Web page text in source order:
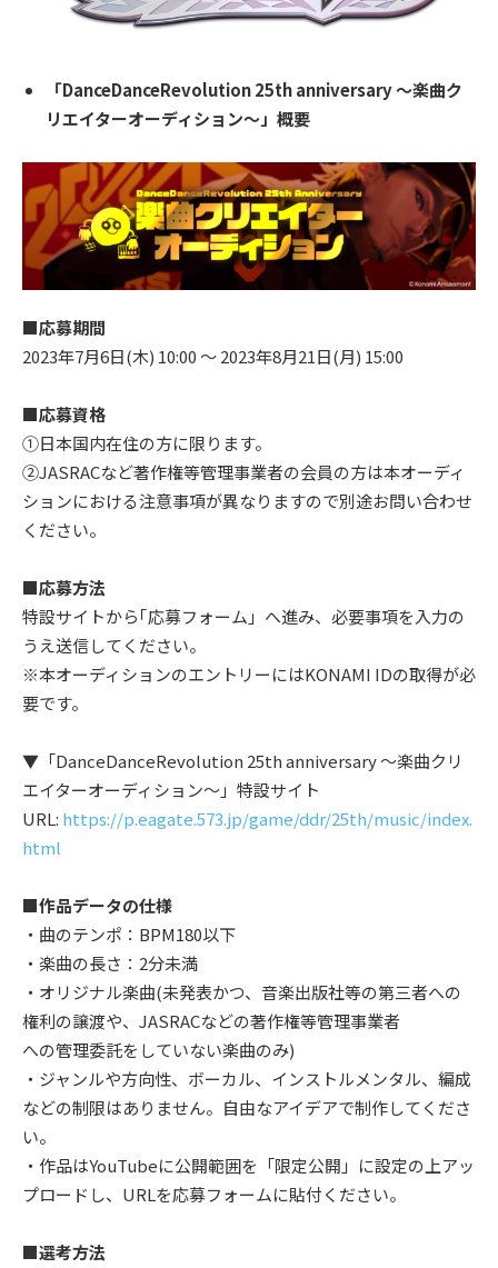
「DanceDanceRevolution 25th anniversary ～楽曲ク
リエイターオーディション～」概要
■応募期間
2023年7月6日(木) 10:00 ～ 2023年8月21日(月) 15:00
■応募資格
①日本国内在住の方に限ります。
②JASRACなど著作権等管理事業者の会員の方は本オーディ
ションにおける注意事項が異なりますので別途お問い合わせ
ください。
■応募方法
特設サイトから｢応募フォーム」へ進み、必要事項を入力の
うえ送信してください。
※本オーディションのエントリーにはKONAMI IDの取得が必
要です。
▼「DanceDanceRevolution 25th anniversary ～楽曲クリ
エイターオーディション～」特設サイト
URL: https://p.eagate.573.jp/game/ddr/25th/music/index.
html
■作品データの仕様
・曲のテンポ：BPM180以下
・楽曲の長さ：2分未満
・オリジナル楽曲(未発表かつ、音楽出版社等の第三者への
権利の譲渡や、JASRACなどの著作権等管理事業者
への管理委託をしていない楽曲のみ)
・ジャンルや方向性、ボーカル、インストルメンタル、編成
などの制限はありません。自由なアイデアで制作してくださ
い。
・作品はYouTubeに公開範囲を「限定公開」に設定の上アッ
プロードし、URLを応募フォームに貼付ください。
■選考方法